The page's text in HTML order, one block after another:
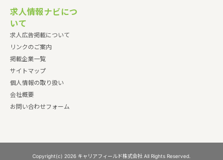
求人情報ナビにつ
いて
求人広告掲載について
リンクのご案内
掲載企業一覧
サイトマップ
個人情報の取り扱い
会社概要
お問い合わせフォーム
Copyright(c) 2026 キャリアフィールド株式会社 All Rights Reserved.